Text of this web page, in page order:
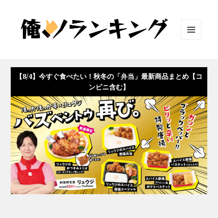
ット
【8/4】今すぐ食べたい！秋冬の「弁当」最新商品まとめ【コ
ンビニ含む】